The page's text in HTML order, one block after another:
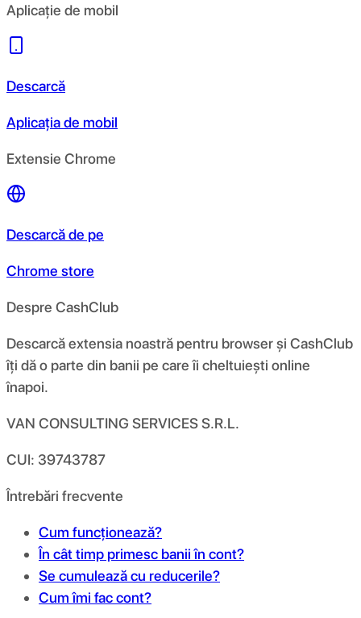
Aplicație de mobil
Descarcă
Aplicația de mobil
Extensie Chrome
Descarcă de pe
Chrome store
Despre CashClub
Descarcă extensia noastră pentru browser și CashClub
îți dă o parte din banii pe care îi cheltuiești online
înapoi.
VAN CONSULTING SERVICES S.R.L.
CUI: 39743787
Întrebări frecvente
Cum funcționează?
În cât timp primesc banii în cont?
Se cumulează cu reducerile?
Cum îmi fac cont?